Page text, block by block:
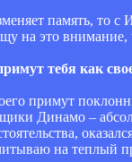
память, то с
на это
тебя как
примут
Динамо –
на